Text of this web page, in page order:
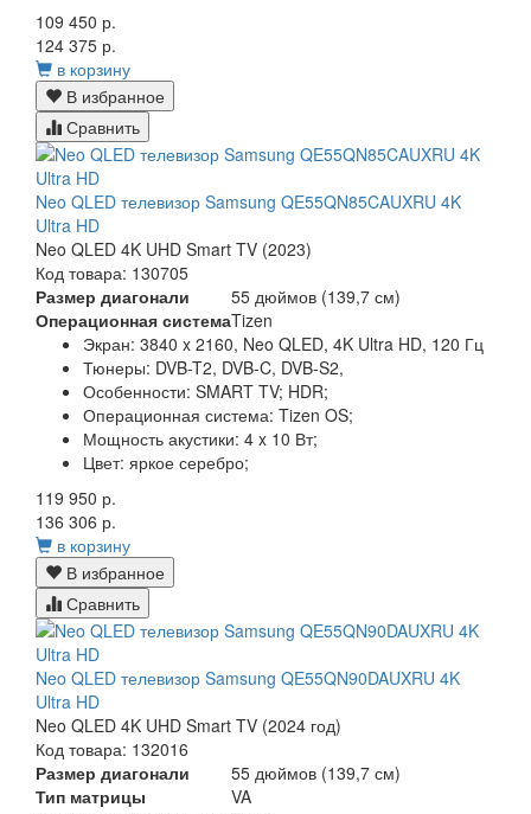
109 450 р.
124 375 р.
в корзину
В избранное
Сравнить
Neo QLED телевизор Samsung QE55QN85CAUXRU 4K
Ultra HD
Neo QLED 4K UHD Smart TV (2023)
Код товара: 130705
Размер диагонали
55 дюймов (139,7 см)
Операционная системаTizen
Экран: 3840 x 2160, Neo QLED, 4K Ultra HD, 120 Гц
Тюнеры: DVB-T2, DVB-C, DVB-S2,
Особенности: SMART TV; HDR;
Операционная система: Tizen OS;
Мощность акустики: 4 x 10 Вт;
Цвет: яркое серебро;
119 950 р.
136 306 р.
в корзину
В избранное
Сравнить
Neo QLED телевизор Samsung QE55QN90DAUXRU 4K
Ultra HD
Neo QLED 4K UHD Smart TV (2024 год)
Код товара: 132016
Размер диагонали
55 дюймов (139,7 см)
Тип матрицы
VA